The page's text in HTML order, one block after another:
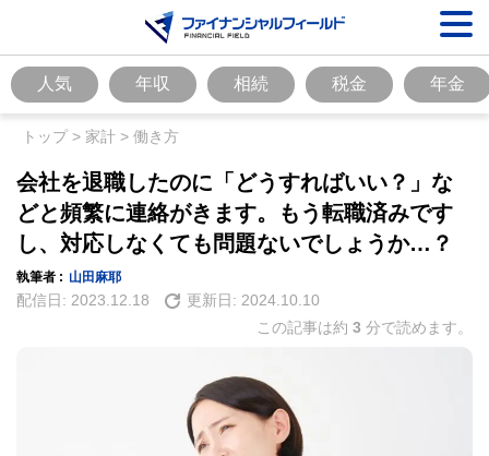
人気 年収 相続 税金 年金
トップ> 家計 > 働き方
会社を退職したのに「どうすればいい？」な
どと頻繁に連絡がきます。もう転職済みです
し、対応しなくても問題ないでしょうか…？
執筆者 : 山田麻耶
配信日: 2023.12.18 更新日: 2024.10.10
この記事は約 3 分で読めます。